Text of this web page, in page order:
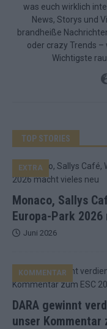
was euch wirklich
News, Storys und
brandheiße
oder crazy Trends
Wichtigste
TOP STORIES
Monaco, Sallys
Europa-Park
EXTRA
Juni 2026
DARA gewinnt
unser Kommentar
KOMMENTAR